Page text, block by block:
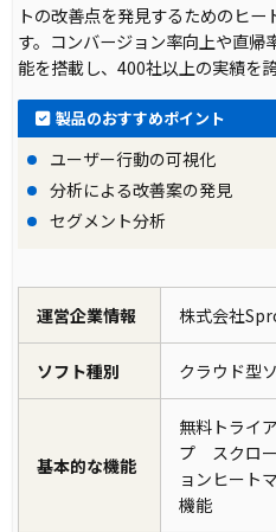
トの改善点を発見するためのヒ
す。コンバージョン率向上や直
能を搭載し、400社以上の実績を誇
製品のおすすめポイント
ユーザー行動の可視化
分析による改善案の発見
セグメント分析
運営企業情報 株式会社
ソフト種別 クラウド型
基本的な機能
無料トライ
プ スクロ
ョンヒート
機能